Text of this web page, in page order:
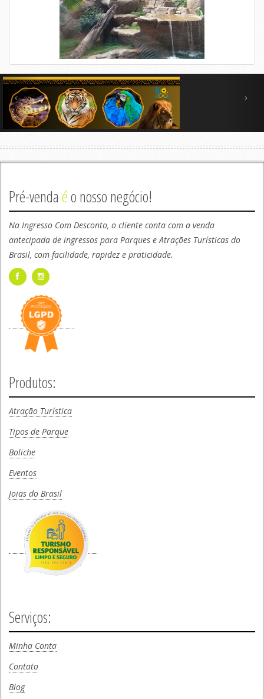
Pré-vendaéo nosso negócio!
Na Ingresso Com Desconto, o cliente conta com a venda
antecipada de ingressos para Parques e Atrações Turísticas do
Brasil, com facilidade, rapidez e praticidade.
Produtos:
Atração Turística
Tipos de Parque
Boliche
Eventos
Joias do Brasil
Serviços:
Minha Conta
Contato
Blog